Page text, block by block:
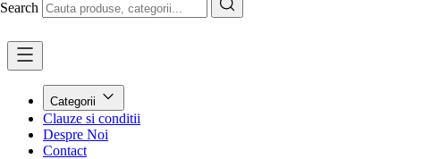
Search
Categorii
Clauze si conditii
Despre Noi
Contact